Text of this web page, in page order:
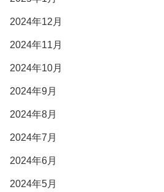
2024年12月
2024年11月
2024年10月
2024年9月
2024年8月
2024年7月
2024年6月
2024年5月